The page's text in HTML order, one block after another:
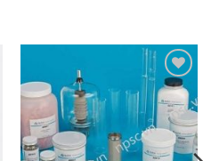
Add to
Wishlist